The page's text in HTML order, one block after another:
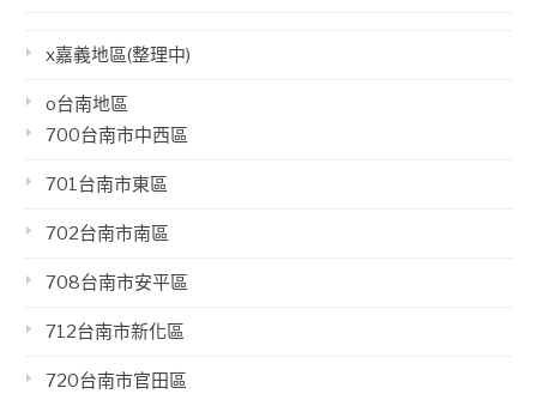
x嘉義地區(整理中)
o台南地區
700台南市中西區
701台南市東區
702台南市南區
708台南市安平區
712台南市新化區
720台南市官田區